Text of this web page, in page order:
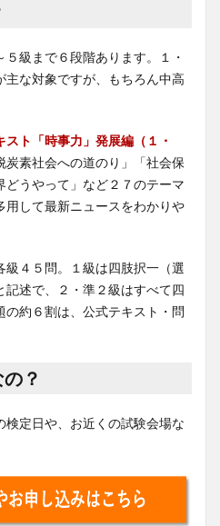
５級まで６段階あります。１・
主な対象ですが、もちろん中高
ト「時事力」発展編（１・
炭素社会への道のり」「社会保
うやって」など２７のテーマ
用して最新ニュースをわかりや
４５問。１級は四肢択一（選
述で、２・準２級はすべて四
の約６割は、公式テキスト・問
？
定日や、お近くの試験会場な